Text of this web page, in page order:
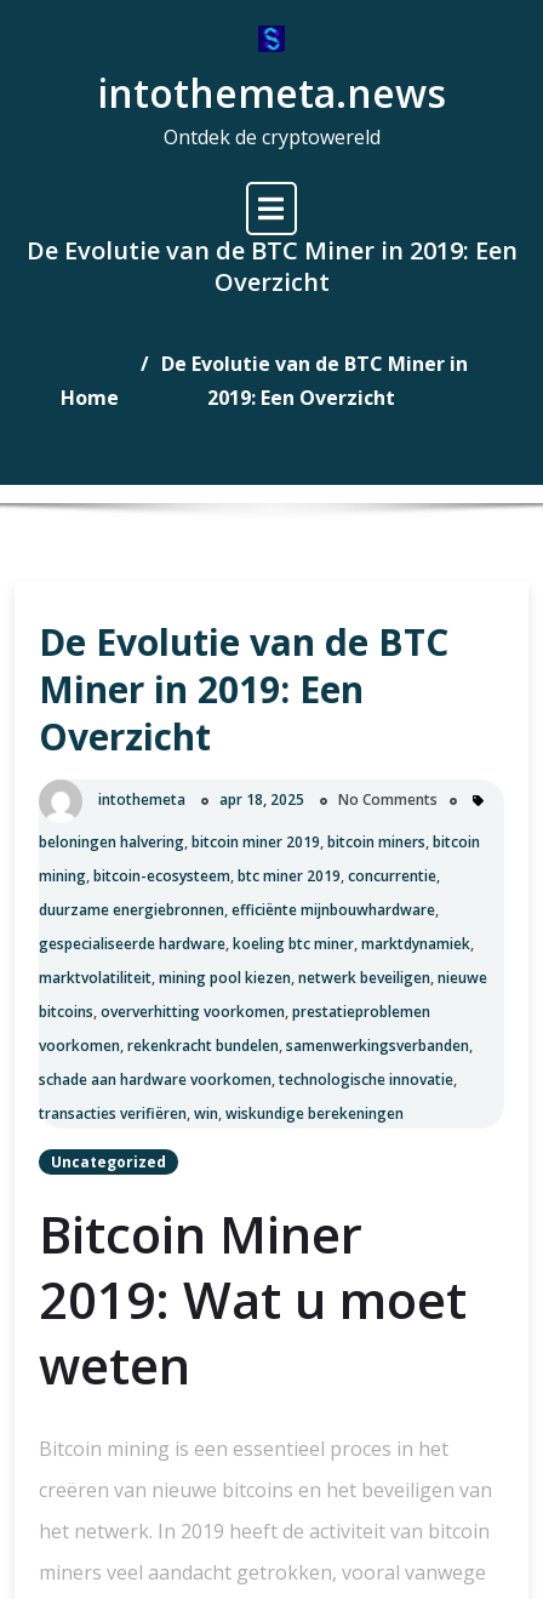
intothemeta.news
Ontdek de cryptowereld
De Evolutie van de BTC Miner in 2019: Een
Overzicht
Home
De Evolutie van de BTC Miner in
2019: Een Overzicht
De Evolutie van de BTC
Miner in 2019: Een
Overzicht
intothemeta apr 18, 2025 No Comments
beloningen halvering,bitcoin miner 2019,bitcoin miners,bitcoin
mining,bitcoin-ecosysteem,btc miner 2019,concurrentie,
duurzame energiebronnen,efficiënte mijnbouwhardware,
gespecialiseerde hardware,koeling btc miner,marktdynamiek,
marktvolatiliteit,mining pool kiezen,netwerk beveiligen,nieuwe
bitcoins,oververhitting voorkomen,prestatieproblemen
voorkomen,rekenkracht bundelen,samenwerkingsverbanden,
schade aan hardware voorkomen,technologische innovatie,
transacties verifiëren,win,wiskundige berekeningen
Uncategorized
Bitcoin Miner
2019: Wat u moet
weten
Bitcoin mining is een essentieel proces in het
creëren van nieuwe bitcoins en het beveiligen van
het netwerk. In 2019 heeft de activiteit van bitcoin
miners veel aandacht getrokken, vooral vanwege